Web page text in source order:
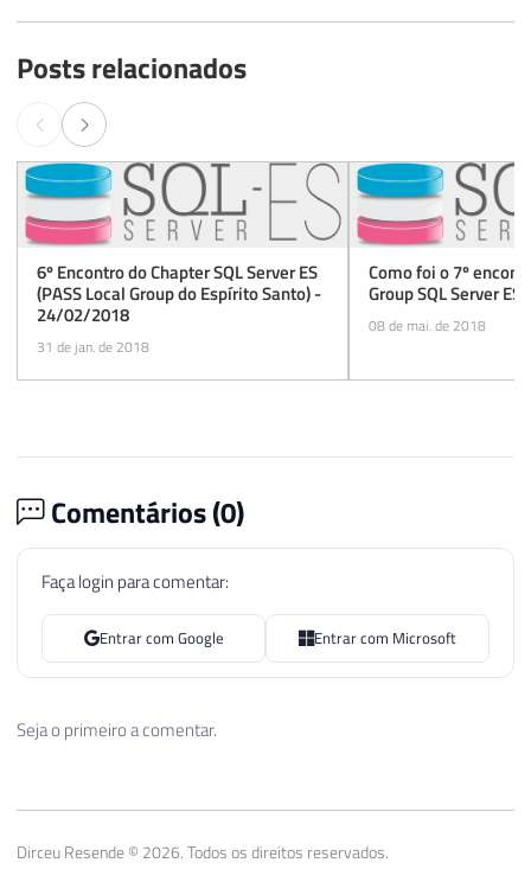
Posts relacionados
6º Encontro do Chapter SQL Server ES
(PASS Local Group do Espírito Santo) -
24/02/2018
31 de jan. de 2018
Como foi o 7º
Group SQL Server ES
08 de mai. de 2018
Comentários (0)
Faça login para comentar:
Entrar com Google Entrar com Microsoft
Seja o primeiro a comentar.
Dirceu Resende © 2026. Todos os direitos reservados.